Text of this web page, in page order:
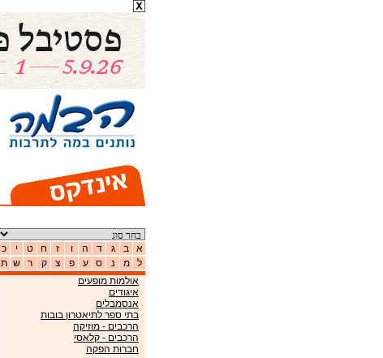
כ י ט ח ז ו ה ד ג ב
א
ת ש ר ק צ פ ע ס נ מ
ל
אולמות מופעים
איגודים
אנסמבלים
בתי ספר לתיאטרון בובות
הרכבים - מוזיקה
הרכבים - קלאסי
חברות הפקה